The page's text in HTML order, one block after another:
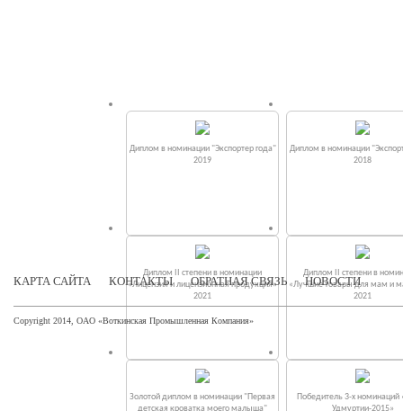
Диплом в номинации "Экспортер года"
2019
Диплом в номинации
2018
Диплом II степени в номинации
«Лицензия и лицензионная продукция»
2021
Диплом II степени в
«Лучшие товары для мам и
2021
Золотой диплом в номинации "Первая
детская кроватка моего малыша"
Победитель 3-х номинаций
Удмуртии-2015»
КАРТА САЙТА КОНТАКТЫ ОБРАТНАЯ СВЯЗЬ НОВОСТИ
Copyright 2014, ОАО «Воткинская Промышленная Компания»